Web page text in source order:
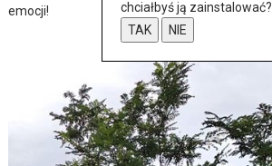
emocji!
chciałbyś ją zainstalować?
TAK
NIE